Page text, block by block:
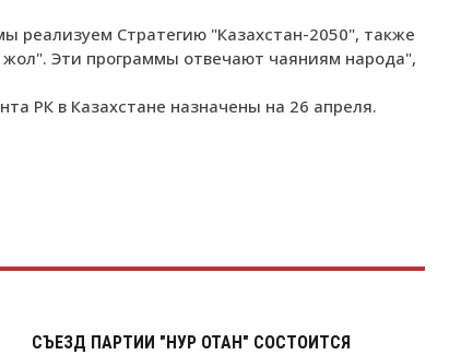
реализуем Стратегию "Казахстан-2050", также
Эти программы отвечают чаяниям народа",
РК в Казахстане назначены на 26 апреля.
СЪЕЗД ПАРТИИ "НУР ОТАН" СОСТОИТСЯ